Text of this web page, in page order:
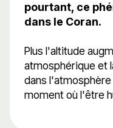
pourtant, ce
dans le Coran.
Plus l'altitude
atmosphérique et
dans l'atmosphère
moment où l'être